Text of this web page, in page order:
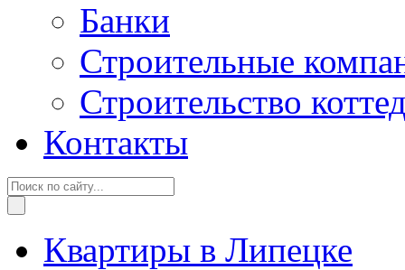
Банки
Строительные
Строительство
Контакты
Квартиры в Липецке